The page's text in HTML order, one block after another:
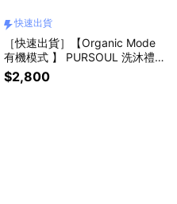
快速出貨
［快速出貨］【Organic Mode
有機模式 】 PURSOUL 洗沐禮
盒『LINE禮物獨家禮盒』
$2,800